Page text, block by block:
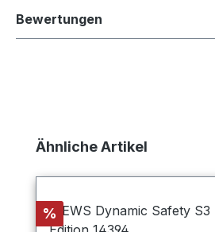
Bewertungen
Produktgalerie überspringen
Ähnliche Artikel
Rabatt
%